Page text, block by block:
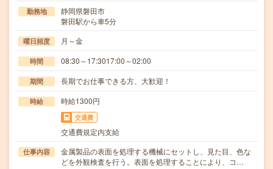
勤務地
静岡県磐田市
磐田駅から車5分
曜日頻度 月～金
時間 08:30～17:3017:00～02:00
期間 長期でお仕事できる方、大歓迎！
時給 時給1300円
交通費
交通費規定内支給
仕事内容
金属製品の表面を処理する機械にセットし、見た目、色な
どを外観検査を行う。表面を処理することにより、コ…